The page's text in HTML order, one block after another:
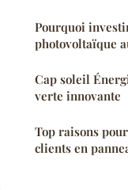
Pourquoi
photovoltaïque
Cap soleil
verte innovante
Top raisons
clients en